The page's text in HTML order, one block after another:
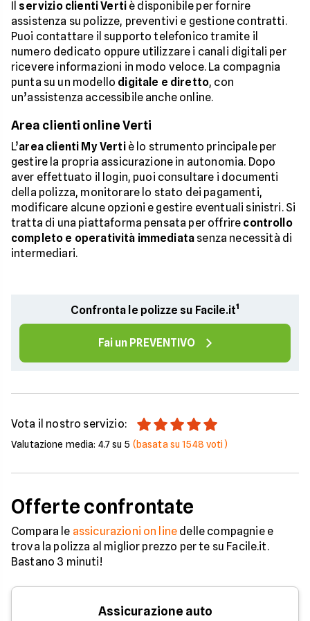
suddividere l’importo inrate mensili, trimestrali o
semestrali (con alcune limitazioni per le polizze
moto). Questo consente una gestione più flessibile
della spesa.
Il servizio clienti Verti è disponibile per fornire
assistenza su polizze, preventivi e gestione contratti.
Puoi contattare il supporto telefonico tramite il
numero dedicato oppure utilizzare i canali digitali per
ricevere informazioni in modo veloce. La compagnia
punta su un modello digitale e diretto, con
un’assistenza accessibile anche online.
Area clienti online Verti
L’area clienti My Vertiè lo strumento principale per
gestire la propria assicurazione in autonomia. Dopo
aver effettuato il login, puoi consultare i documenti
della polizza, monitorare lo stato dei pagamenti,
modificare alcune opzioni e gestire eventuali sinistri. Si
tratta di una piattaforma pensata per offrire controllo
completo e operatività immediata senza necessità di
intermediari.
Confronta le polizze su Facile.it¹
Fai un PREVENTIVO
Vota il nostro servizio:
Valutazione media: 4.7su 5 (basata su1548 voti)
Offerte confrontate
Compara le assicurazioni on line delle compagnie e
trova la polizza al miglior prezzo per te su Facile.it.
Bastano 3 minuti!
Assicurazione auto